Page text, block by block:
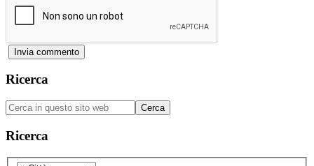
Barra
laterale
primaria
Ricerca
Cerca
in
questo
sito
web
Ricerca